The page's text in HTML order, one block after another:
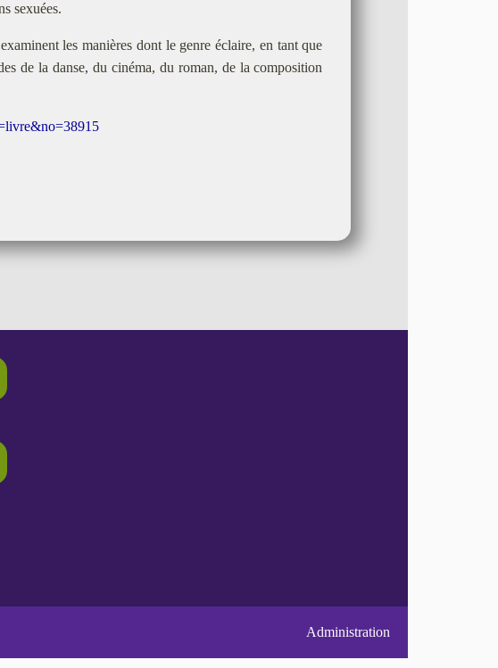
sexuées.
les manières dont le genre éclaire, en tant que
de la danse, du cinéma, du roman, de la composition
Administration